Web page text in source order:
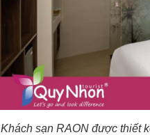
Khách sạn RAON được thiết